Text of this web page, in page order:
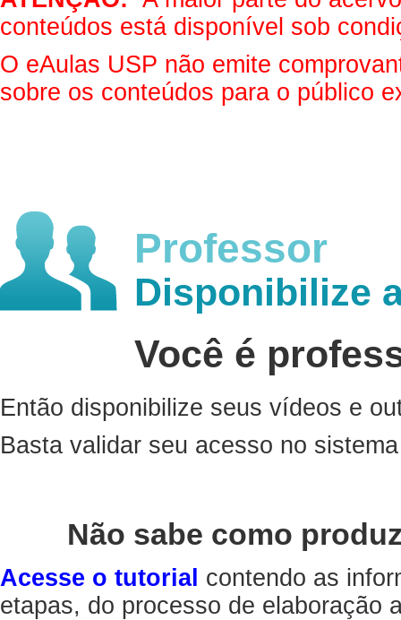
conteúdos está disponível sob
O eAulas USP não emite
sobre os conteúdos para o público
Professor
Disponibilize
Você é
Então disponibilize seus vídeos e
Basta validar seu acesso no
Não sabe como
Acesse o tutorial contendo as
etapas, do processo de elaboração